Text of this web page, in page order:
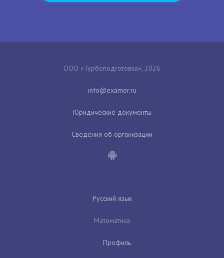
ООО «Турбоподготовка», 2026
Юридические документы
Сведения об организации
Русский язык
Математика
Профиль